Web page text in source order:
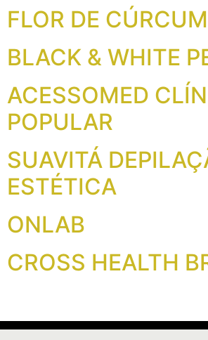
FLOR DE
BLACK & WHITE
ACESSOMED
POPULAR
SUAVITÁ
ESTÉTICA
ONLAB
CROSS HEALTH